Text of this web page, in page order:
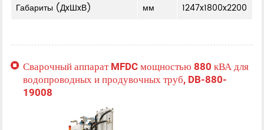
Габариты (ДxШxВ)
мм 1247x1800x2200
Сварочный аппарат MFDC мощностью 880 кВА для
водопроводных и продувочных труб, DB-880-
19008